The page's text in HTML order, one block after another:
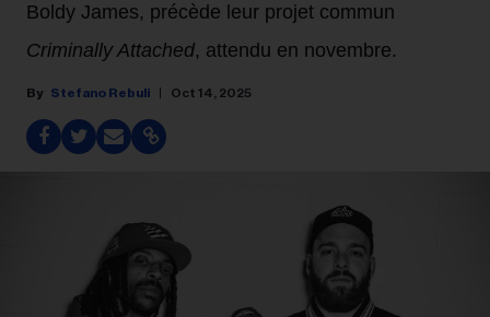
Boldy James, précède leur projet commun
Criminally Attached, attendu en novembre.
Stefano Rebuli Oct 14, 2025